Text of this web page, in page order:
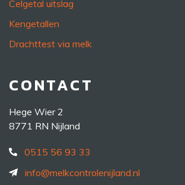
Celgetal uitslag
Kengetallen
Drachttest via melk
CONTACT
Hege Wier 2
8771 RN Nijland
0515 56 93 33
info@melkcontrolenijland.nl